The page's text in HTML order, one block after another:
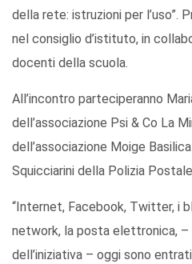
della rete: istruzioni per l’uso”.
nel consiglio d’istituto, in
docenti della scuola.
All’incontro parteciperanno
dell’associazione Psi & Co La
dell’associazione Moige
Squicciarini della Polizia
“Internet, Facebook, Twitter, i
network, la posta elettronica, –
dell’iniziativa – oggi sono